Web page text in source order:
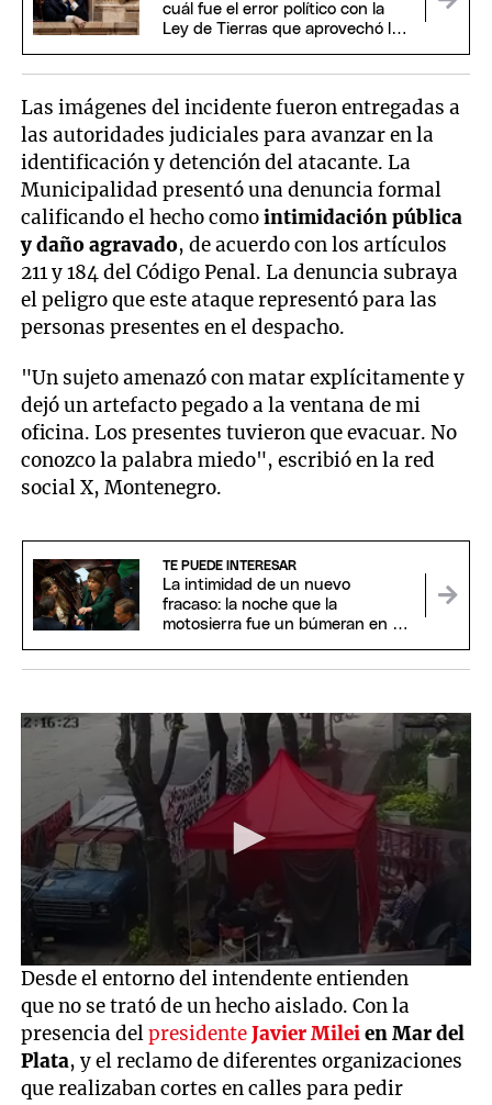
cuál fue el error político con la
Ley de Tierras que aprovechó la
Las imágenes del incidente fueron entregadas a
las autoridades judiciales para avanzar en la
identificación y detención del atacante. La
Municipalidad presentó una denuncia formal
calificando el hecho comointimidación pública
y daño agravado, de acuerdo con los artículos
211 y 184 del Código Penal. La denuncia subraya
el peligro que este ataque representó para las
personas presentes en el despacho.
"Un sujeto amenazó con matar explícitamente y
dejó un artefacto pegado a la ventana de mi
oficina. Los presentes tuvieron que evacuar. No
conozco la palabra miedo", escribió en la red
social X, Montenegro.
TE PUEDE INTERESAR
La intimidad de un nuevo
fracaso: la noche que la
motosierra fue un búmeran en el
0
seconds
of
24
seconds
Desde el entorno del intendente entienden
que no se trató de un hecho aislado. Con la
presencia delpresidenteJavier Mileien Mar del
Plata, y el reclamo de diferentes organizaciones
que realizaban cortes en calles para pedir